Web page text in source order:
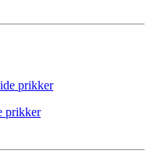
prikker